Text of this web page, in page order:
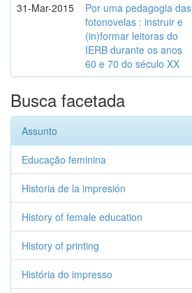
31-Mar-2015
Por uma pedagogia das
fotonovelas : instruir e
(in)formar leitoras do
IERB durante os anos
60 e 70 do século XX
Busca facetada
Assunto
Educação feminina
Historia de la impresión
History of female education
History of printing
História do impresso